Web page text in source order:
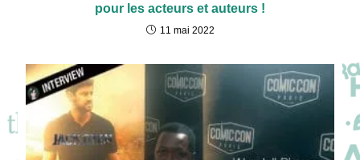
pour les acteurs et auteurs !
11 mai 2022